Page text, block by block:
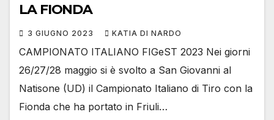
LA FIONDA
3 GIUGNO 2023 KATIA DI NARDO
CAMPIONATO ITALIANO FIGeST 2023 Nei giorni
26/27/28 maggio si è svolto a San Giovanni al
Natisone (UD) il Campionato Italiano di Tiro con la
Fionda che ha portato in Friuli…